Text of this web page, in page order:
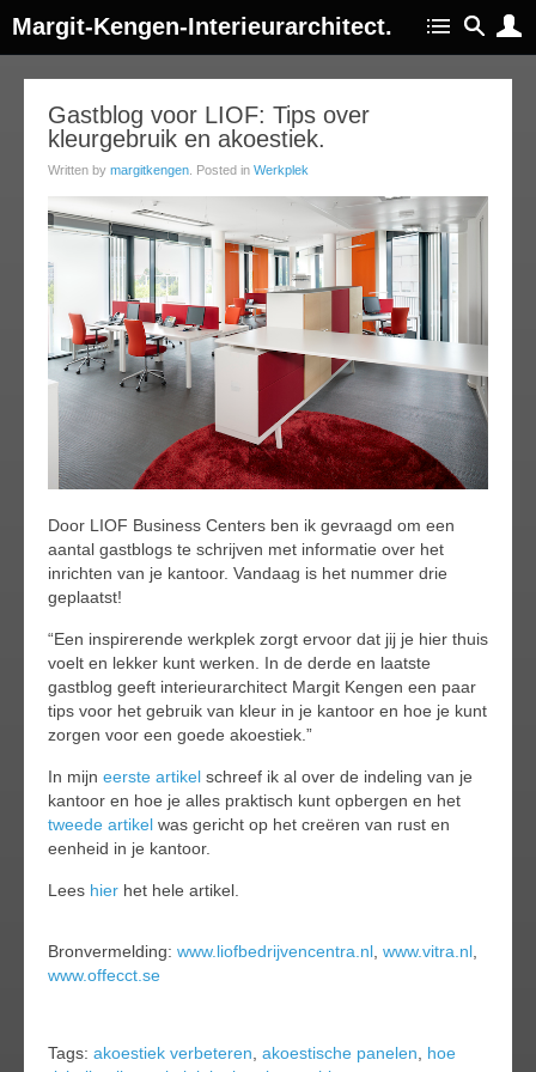
Margit-Kengen-Interieurarchitect.
Gastblog voor LIOF: Tips over
kleurgebruik en akoestiek.
Written by margitkengen . Posted in Werkplek
Door LIOF Business Centers ben ik gevraagd om een
aantal gastblogs te schrijven met informatie over het
inrichten van je kantoor. Vandaag is het nummer drie
geplaatst!
“Een inspirerende werkplek zorgt ervoor dat jij je hier thuis
voelt en lekker kunt werken. In de derde en laatste
gastblog geeft interieurarchitect Margit Kengen een paar
tips voor het gebruik van kleur in je kantoor en hoe je kunt
zorgen voor een goede akoestiek.”
In mijn eerste artikel schreef ik al over de indeling van je
kantoor en hoe je alles praktisch kunt opbergen en het
tweede artikel was gericht op het creëren van rust en
eenheid in je kantoor.
Lees hier het hele artikel.
Bronvermelding: www.liofbedrijvencentra.nl, www.vitra.nl,
www.offecct.se
Tags: akoestiek verbeteren, akoestische panelen, hoe